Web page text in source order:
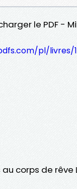
le PDF -
pl/livres/
corps de rêve